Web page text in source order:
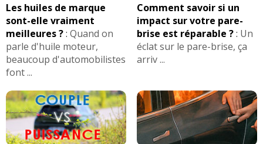
Les huiles de marque
sont-elle vraiment
meilleures ?: Quand on
parle d'huile moteur,
beaucoup d'automobilistes
font ...
Comment savoir si un
impact sur votre pare-
brise est réparable ?: Un
éclat sur le pare-brise, ça
arriv ...